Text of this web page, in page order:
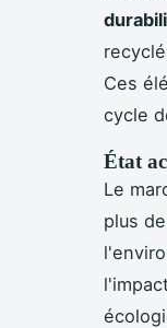
Ces
cycle
État
Le
plus